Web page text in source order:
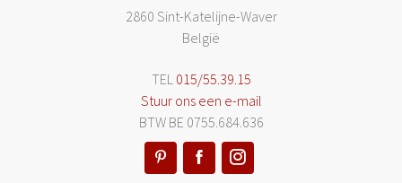
2860 Sint-Katelijne-Waver
België
TEL 015/55.39.15
Stuur ons een e-mail
BTW BE 0755.684.636